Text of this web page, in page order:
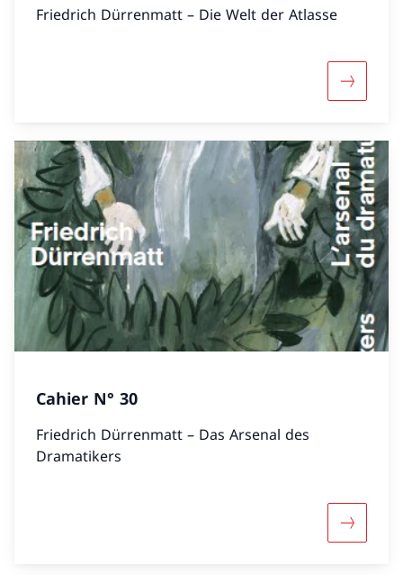
Friedrich Dürrenmatt – Die Welt der Atlasse
Mehr
Cahier N° 30
Friedrich Dürrenmatt – Das Arsenal des
Dramatikers
Mehr